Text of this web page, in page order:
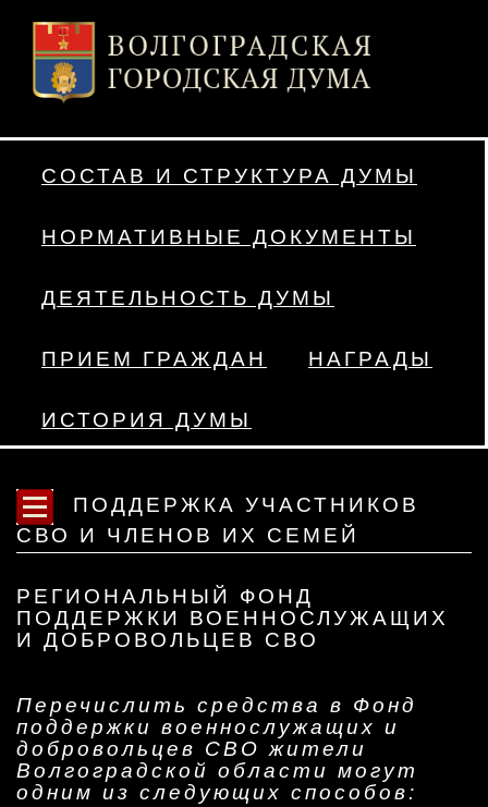
СОСТАВ И СТРУКТУРА ДУМЫ
НОРМАТИВНЫЕ ДОКУМЕНТЫ
ДЕЯТЕЛЬНОСТЬ ДУМЫ
ПРИЕМ ГРАЖДАН НАГРАДЫ
ИСТОРИЯ ДУМЫ
ПОДДЕРЖКА УЧАСТНИКОВ
СВО И ЧЛЕНОВ ИХ СЕМЕЙ
РЕГИОНАЛЬНЫЙ ФОНД
ПОДДЕРЖКИ ВОЕННОСЛУЖАЩИХ
И ДОБРОВОЛЬЦЕВ СВО
Перечислить средства в Фонд
поддержки военнослужащих и
добровольцев СВО жители
Волгоградской области могут
одним из следующих способов: